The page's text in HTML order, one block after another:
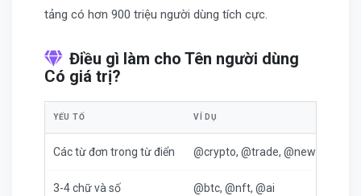
tảng có hơn 900 triệu người dùng tích cực.
Điều gì làm cho Tên người dùng
Có giá trị?
YẾU TỐ VÍ DỤ
Các từ đơn trong từ điển @crypto, @trade, @news
3-4 chữ và số @btc, @nft, @ai